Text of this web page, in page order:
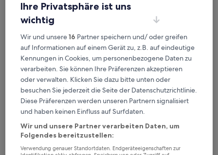
The Bridge Inn
The Bridge Inn
Sterne-
Unterkunft
2,5 km von Straßenbahnhaltestelle Ingliston Park & Ride
entfernt
9.4
von
10,
Außergewöhnlich,
(471
Bewertungen)
9,4/10 Außergewöhnlich (471 Bewertungen)
Der
beträgt
228 €
30. Aug.–31. Aug.
Novotel Edinburgh Park
Ihre Privatsphäre ist uns
wichtig
Wir und unsere16 Partner speichern und/ oder greifen
auf Informationen auf einem Gerät zu, z.B. auf eindeutige
Kennungen in Cookies, um personenbezogene Daten zu
verarbeiten. Sie können Ihre Präferenzen akzeptieren
oder verwalten. Klicken Sie dazu bitte unten oder
besuchen Sie jederzeit die Seite der Datenschutzrichtlinie.
Diese Präferenzen werden unseren Partnern signalisiert
und haben keinen Einfluss auf Surfdaten.
Wir und unsere Partner verarbeiten Daten, um
Folgendes bereitzustellen:
Verwendung genauer Standortdaten. Endgeräteeigenschaften zur